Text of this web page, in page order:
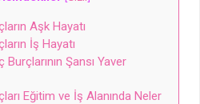
Aşk Hayatı
İş Hayatı
Şansı Yaver
Eğitim ve İş Alanında Neler